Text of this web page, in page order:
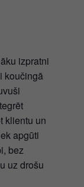
izpratni
koučingā
klientu un
apgūti
bez
uz drošu